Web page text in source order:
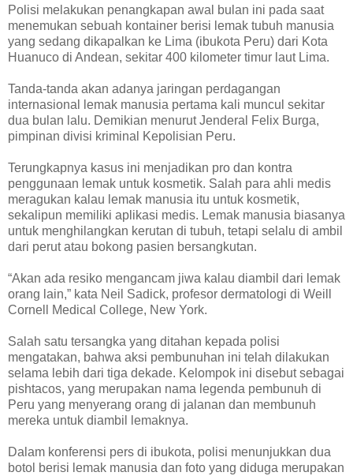
Polisi melakukan penangkapan awal bulan ini pada saat
menemukan sebuah kontainer berisi lemak tubuh manusia
yang sedang dikapalkan ke Lima (ibukota Peru) dari Kota
Huanuco di Andean, sekitar 400 kilometer timur laut Lima.
Tanda-tanda akan adanya jaringan perdagangan
internasional lemak manusia pertama kali muncul sekitar
dua bulan lalu. Demikian menurut Jenderal Felix Burga,
pimpinan divisi kriminal Kepolisian Peru.
Terungkapnya kasus ini menjadikan pro dan kontra
penggunaan lemak untuk kosmetik. Salah para ahli medis
meragukan kalau lemak manusia itu untuk kosmetik,
sekalipun memiliki aplikasi medis. Lemak manusia biasanya
untuk menghilangkan kerutan di tubuh, tetapi selalu di ambil
dari perut atau bokong pasien bersangkutan.
“Akan ada resiko mengancam jiwa kalau diambil dari lemak
orang lain,” kata Neil Sadick, profesor dermatologi di Weill
Cornell Medical College, New York.
Salah satu tersangka yang ditahan kepada polisi
mengatakan, bahwa aksi pembunuhan ini telah dilakukan
selama lebih dari tiga dekade. Kelompok ini disebut sebagai
pishtacos, yang merupakan nama legenda pembunuh di
Peru yang menyerang orang di jalanan dan membunuh
mereka untuk diambil lemaknya.
Dalam konferensi pers di ibukota, polisi menunjukkan dua
botol berisi lemak manusia dan foto yang diduga merupakan